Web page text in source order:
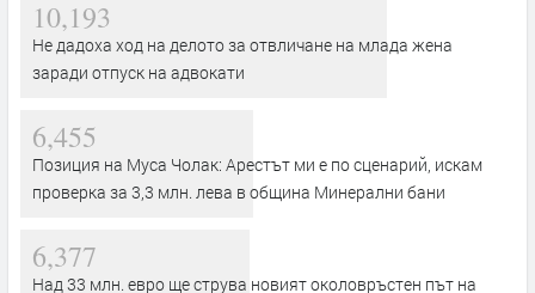
10,193
Не дадоха ход на делото за отвличане на млада жена
заради отпуск на адвокати
6,455
Позиция на Муса Чолак: Арестът ми е по сценарий, искам
проверка за 3,3 млн. лева в община Минерални бани
6,377
Над 33 млн. евро ще струва новият околовръстен път на